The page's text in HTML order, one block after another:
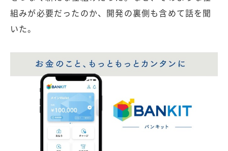
組みが必要だったのか、開発の裏側も含めて話を聞
いた。